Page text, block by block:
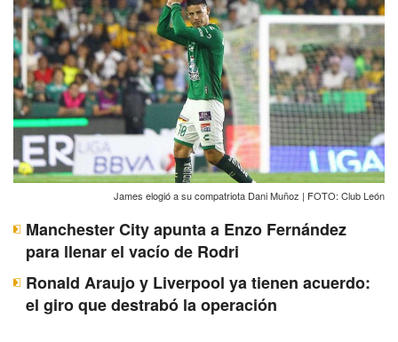
James elogió a su compatriota Dani Muñoz | FOTO: Club León
Manchester City apunta a Enzo Fernández
para llenar el vacío de Rodri
Ronald Araujo y Liverpool ya tienen acuerdo:
el giro que destrabó la operación